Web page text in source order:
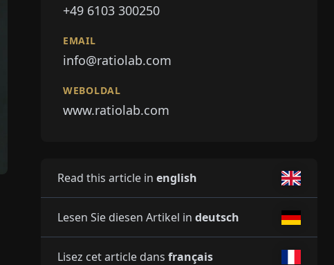
+49 6103 300250
EMAIL
info@ratiolab.com
WEBOLDAL
www.ratiolab.com
Read this article in english
Lesen Sie diesen Artikel in deutsch
Lisez cet article dans français